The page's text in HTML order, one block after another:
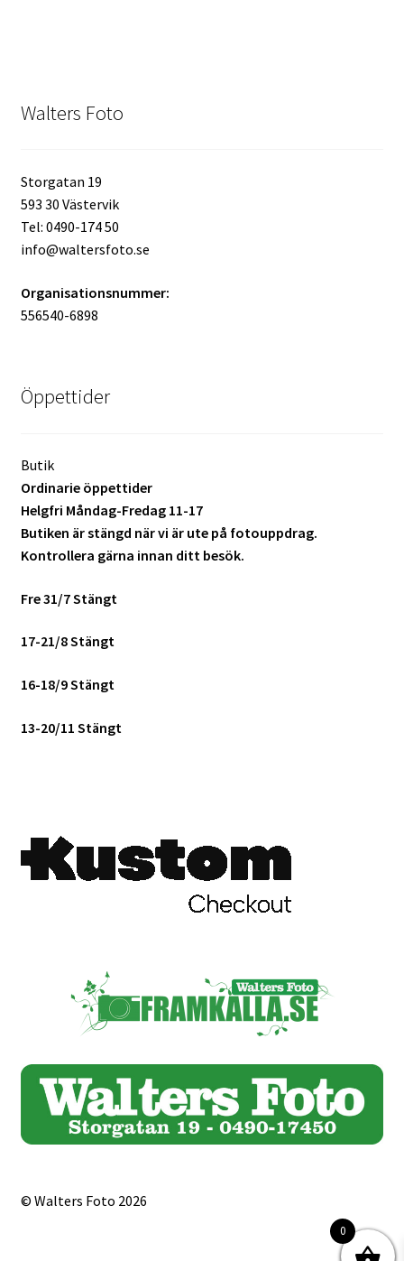
Walters Foto
Storgatan 19
593 30 Västervik
Tel: 0490-174 50
info@waltersfoto.se
Organisationsnummer:
556540-6898
Öppettider
Butik
Ordinarie öppettider
Helgfri Måndag-Fredag 11-17
Butiken är stängd när vi är ute på fotouppdrag.
Kontrollera gärna innan ditt besök.
Fre 31/7 Stängt
17-21/8 Stängt
16-18/9 Stängt
13-20/11 Stängt
© Walters Foto 2026
0